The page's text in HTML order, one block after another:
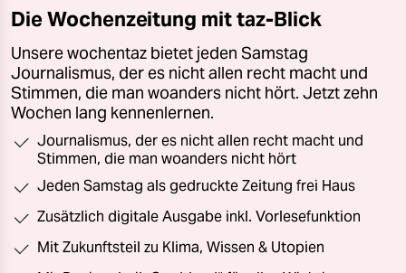
Die Wochenzeitung mit taz-Blick
Unsere wochentaz bietet jeden Samstag
Journalismus, der es nicht allen recht macht und
Stimmen, die man woanders nicht hört. Jetzt zehn
Wochen lang kennenlernen.
Journalismus, der es nicht allen recht macht und
Stimmen, die man woanders nicht hört
Jeden Samstag als gedruckte Zeitung frei Haus
Zusätzlich digitale Ausgabe inkl. Vorlesefunktion
Mit Zukunftsteil zu Klima, Wissen & Utopien